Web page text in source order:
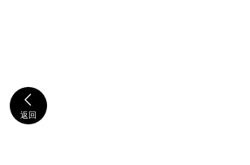

返回